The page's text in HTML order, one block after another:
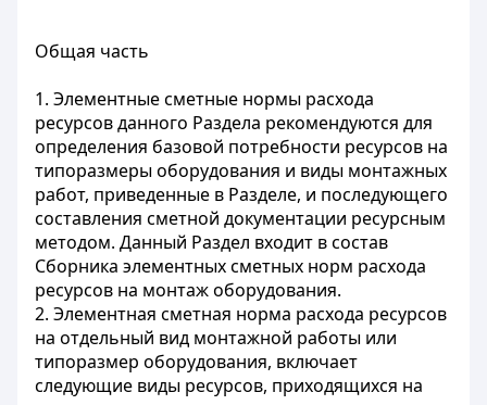
Общая часть
1. Элементные сметные нормы расхода
ресурсов данного Раздела рекомендуются для
определения базовой потребности ресурсов на
типоразмеры оборудования и виды монтажных
работ, приведенные в Разделе, и последующего
составления сметной документации ресурсным
методом. Данный Раздел входит в состав
Сборника элементных сметных норм расхода
ресурсов на монтаж оборудования.
2. Элементная сметная норма расхода ресурсов
на отдельный вид монтажной работы или
типоразмер оборудования, включает
следующие виды ресурсов, приходящихся на